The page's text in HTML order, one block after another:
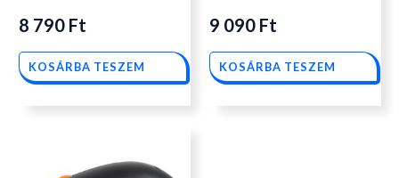
8 790 Ft
KOSÁRBA TESZEM
9 090 Ft
KOSÁRBA TESZEM